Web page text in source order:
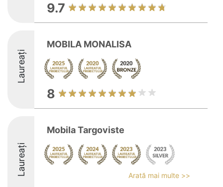
9.7
Laureați
MOBILA MONALISA
8
Laureați
Mobila Targoviste
Arată mai multe >>